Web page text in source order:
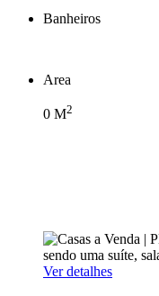
Banheiros
Area
0 M2
Ver detalhes